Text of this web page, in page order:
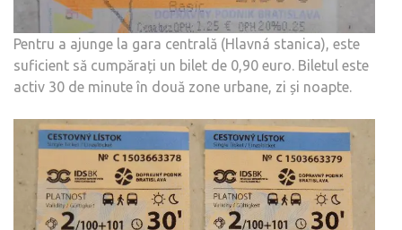
Pentru a ajunge la gara centrală (Hlavná stanica), este
suficient să cumpărați un bilet de 0,90 euro. Biletul este
activ 30 de minute în două zone urbane, zi și noapte.